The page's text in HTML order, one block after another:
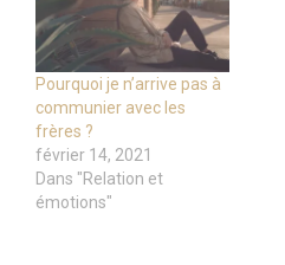
Pourquoi je n’arrive pas à
communier avec les
frères ?
février 14, 2021
Dans "Relation et
émotions"